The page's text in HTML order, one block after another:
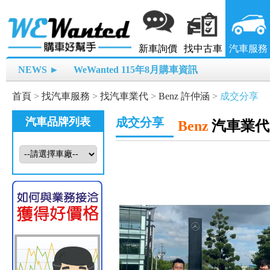
新車詢價 找中古車 汽車服務
NEWS ► WeWanted 115年8月購車資訊
首頁 > 找汽車服務 > 找汽車業代 > Benz 許仲涵 > 成交分享
汽車品牌列表 成交分享 Benz 汽車業